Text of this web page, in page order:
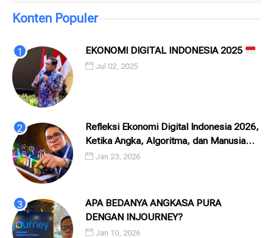
Konten Populer
EKONOMI DIGITAL INDONESIA 2025
Jul 02, 2025
Refleksi Ekonomi Digital Indonesia 2026,
Ketika Angka, Algoritma, dan Manusia
Saling Menatap
Jan 23, 2026
APA BEDANYA ANGKASA PURA
DENGAN INJOURNEY?
Jan 10, 2026